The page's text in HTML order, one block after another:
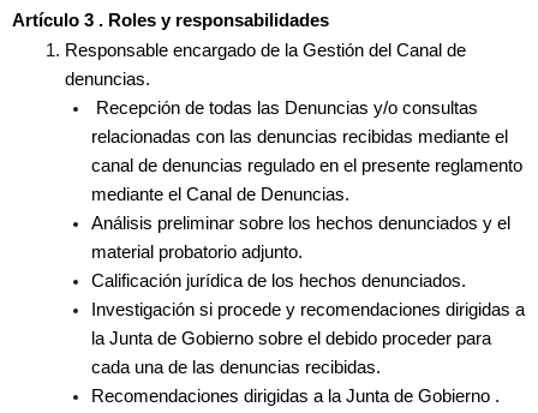
Artículo 3 . Roles y responsabilidades
Responsable encargado de la Gestión del Canal de
denuncias.
Recepción de todas las Denuncias y/o consultas
relacionadas con las denuncias recibidas mediante el
canal de denuncias regulado en el presente reglamento
mediante el Canal de Denuncias.
Análisis preliminar sobre los hechos denunciados y el
material probatorio adjunto.
Calificación jurídica de los hechos denunciados.
Investigación si procede y recomendaciones dirigidas a
la Junta de Gobierno sobre el debido proceder para
cada una de las denuncias recibidas.
Recomendaciones dirigidas a la Junta de Gobierno .